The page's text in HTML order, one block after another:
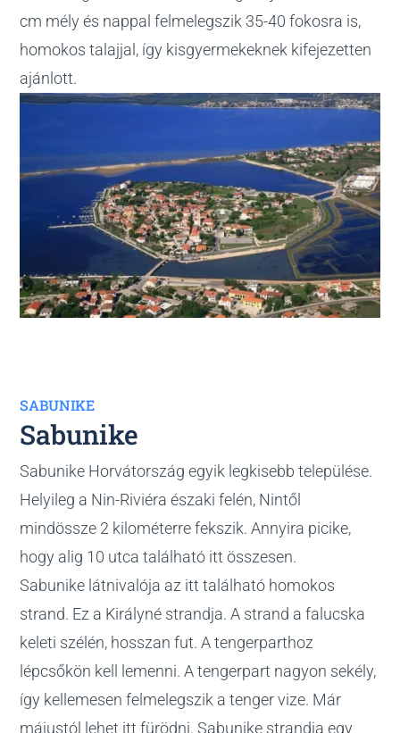
cm mély és nappal felmelegszik 35-40 fokosra is,
homokos talajjal, így kisgyermekeknek kifejezetten
ajánlott.
SABUNIKE
Sabunike
Sabunike Horvátország egyik legkisebb települése.
Helyileg a Nin-Riviéra északi felén, Nintől
mindössze 2 kilométerre fekszik. Annyira picike,
hogy alig 10 utca található itt összesen.
Sabunike látnivalója az itt található homokos
strand. Ez a Királyné strandja. A strand a falucska
keleti szélén, hosszan fut. A tengerparthoz
lépcsőkön kell lemenni. A tengerpart nagyon sekély,
így kellemesen felmelegszik a tenger vize. Már
májustól lehet itt fürödni. Sabunike strandja egy